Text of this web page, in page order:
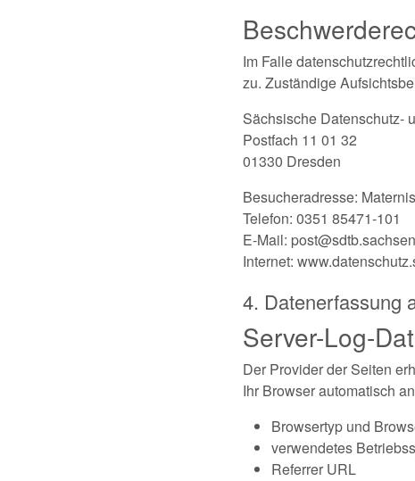
Im Falle
zu. Zuständige
Sächsische Datenschutz-
Postfach 11 01 32
01330 Dresden
Besucheradresse:
Telefon: 0351 85471-101
E-Mail:
Internet:
4. Datenerfassung
Server-Log-
Der Provider der Seiten
Ihr Browser automatisch
Browsertyp und
verwendetes
Referrer URL